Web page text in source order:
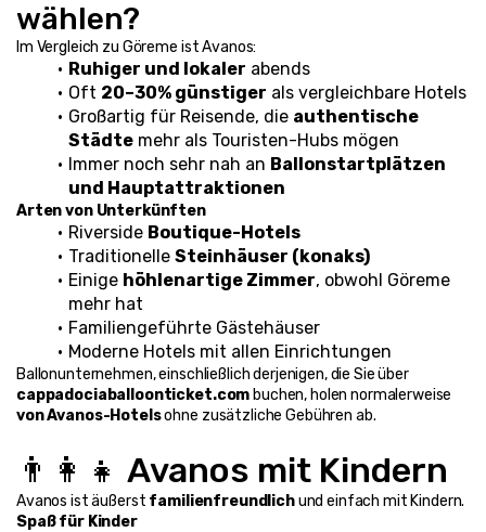
wählen?
Im Vergleich zu Göreme ist Avanos:
Ruhiger und lokaler abends
Oft 20–30% günstiger als vergleichbare Hotels
Großartig für Reisende, die authentische
Städte mehr als Touristen-Hubs mögen
Immer noch sehr nah an Ballonstartplätzen
und Hauptattraktionen
Arten von Unterkünften
Riverside Boutique-Hotels
Traditionelle Steinhäuser (konaks)
Einige höhlenartige Zimmer, obwohl Göreme
mehr hat
Familiengeführte Gästehäuser
Moderne Hotels mit allen Einrichtungen
Ballonunternehmen, einschließlich derjenigen, die Sie über
cappadociaballoonticket.com
von Avanos-Hotels ohne zusätzliche Gebühren ab.
👨‍👩‍👧 Avanos mit Kindern
Avanos ist äußerst familienfreundlich und einfach mit Kindern.
Spaß für Kinder